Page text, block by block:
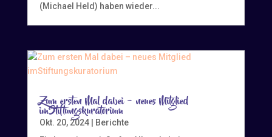
(Michael Held) haben wieder...
Zum ersten Mal dabei – neues Mitglied
imStiftungskuratorium
Okt. 20, 2024|
Berichte